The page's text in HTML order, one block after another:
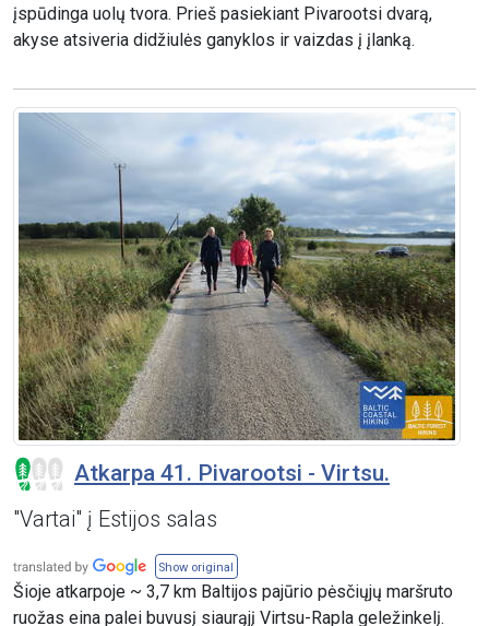
įspūdinga uolų tvora. Prieš pasiekiant Pivarootsi dvarą,
akyse atsiveria didžiulės ganyklos ir vaizdas į įlanką.
Atkarpa 41. Pivarootsi - Virtsu.
"Vartai" į Estijos salas
Show original
Šioje atkarpoje ~ 3,7 km Baltijos pajūrio pėsčiųjų maršruto
ruožas eina palei buvusį siaurąjį Virtsu-Rapla geležinkelį.